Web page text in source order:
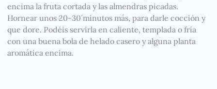
encima la fruta cortada y las almendras picadas.
Hornear unos 20-30´minutos más, para darle cocción y
que dore. Podéis servirla en caliente, templada o fría
con una buena bola de helado casero y alguna planta
aromática encima.